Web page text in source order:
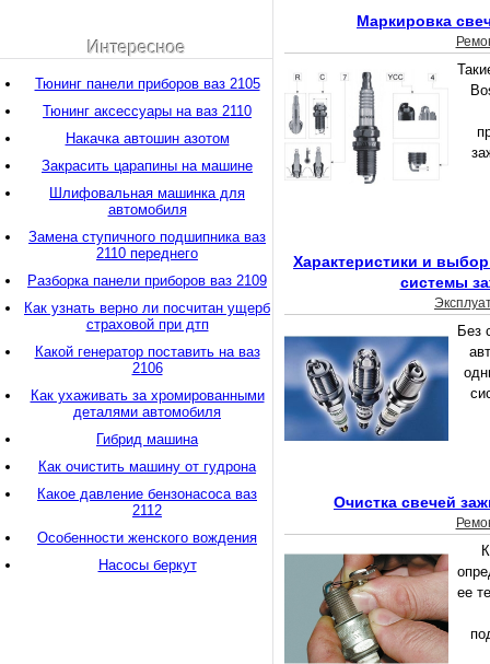
Маркировка
Характеристики и
системы
Без
Очистка свечей
ее
Интересное
Тюнинг панели приборов ваз 2105
Тюнинг аксессуары на ваз 2110
Накачка автошин азотом
Закрасить царапины на машине
Шлифовальная машинка для
автомобиля
Замена ступичного подшипника ваз
2110 переднего
Разборка панели приборов ваз 2109
Как узнать верно ли посчитан ущерб
страховой при дтп
Какой генератор поставить на ваз
2106
Как ухаживать за хромированными
деталями автомобиля
Гибрид машина
Как очистить машину от гудрона
Какое давление бензонасоса ваз
2112
Особенности женского вождения
Насосы беркут